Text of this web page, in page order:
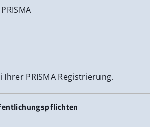
PRISMA Registrierung.